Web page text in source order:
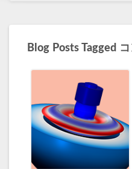
Blog Posts Tagged